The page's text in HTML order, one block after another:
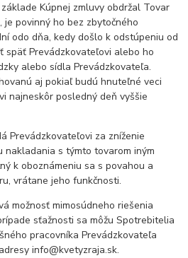
Kúpnej zmluvy obdržal Tovar
povinný ho bez zbytočného
odo dňa, kedy došlo k odstúpeniu od
späť Prevádzkovateľovi alebo ho
alebo sídla Prevádzkovateľa.
aj pokiaľ budú hnuteľné veci
najneskôr posledný deň vyššie
za zníženie
s týmto tovarom iným
k oboznámeniu sa s povahou a
vrátane jeho funkčnosti.
možnosť mimosúdneho riešenia
sťažnosti sa môžu Spotrebitelia
pracovníka Prevádzkovateľa
info@kvetyzraja.sk.